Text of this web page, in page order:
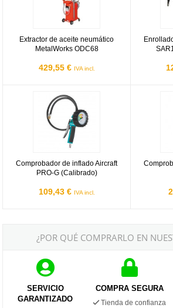
Extractor de aceite neumático
MetalWorks ODC68
429,55 € IVA incl.
Comprobador de inflado Aircraft
PRO-G (Calibrado)
109,43 € IVA incl.
¿POR QUÉ COMPRARLO EN
SERVICIO
GARANTIZADO
COMPRA SEGURA
Tienda de confianza